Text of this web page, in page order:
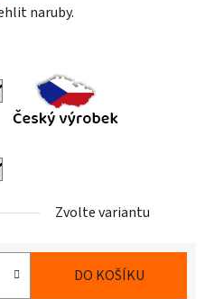
naruby.
Zvolte variantu
DO KOŠÍKU